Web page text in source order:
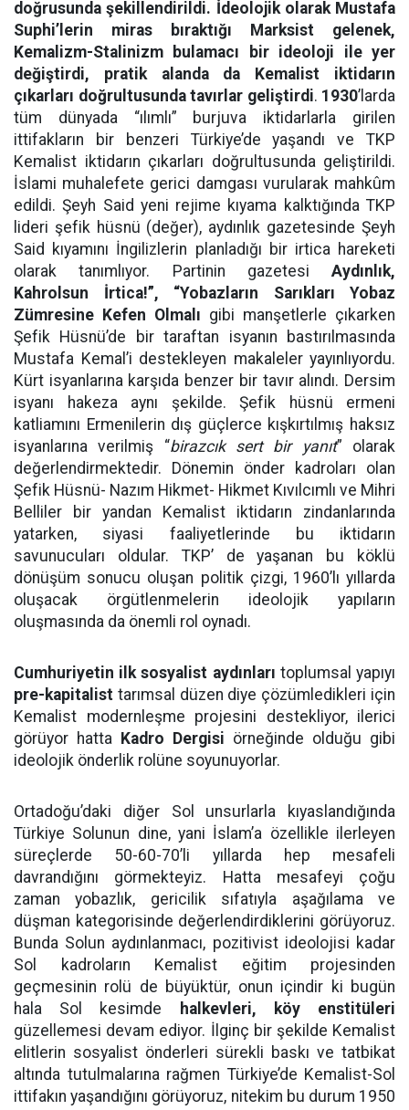
doğrusunda şekillendirildi. İdeolojik olarak Mustafa
Suphi’lerin miras bıraktığı Marksist gelenek,
Kemalizm-Stalinizm bulamacı bir ideoloji ile yer
değiştirdi, pratik alanda da Kemalist iktidarın
çıkarları doğrultusunda tavırlar geliştirdi. 1930’larda
tüm dünyada “ılımlı” burjuva iktidarlarla girilen
ittifakların bir benzeri Türkiye’de yaşandı ve TKP
Kemalist iktidarın çıkarları doğrultusunda geliştirildi.
İslami muhalefete gerici damgası vurularak mahkûm
edildi. Şeyh Said yeni rejime kıyama kalktığında TKP
lideri şefik hüsnü (değer), aydınlık gazetesinde Şeyh
Said kıyamını İngilizlerin planladığı bir irtica hareketi
olarak tanımlıyor. Partinin gazetesi Aydınlık,
Kahrolsun İrtica!”, “Yobazların Sarıkları Yobaz
Zümresine Kefen Olmalı gibi manşetlerle çıkarken
Şefik Hüsnü’de bir taraftan isyanın bastırılmasında
Mustafa Kemal’i destekleyen makaleler yayınlıyordu.
Kürt isyanlarına karşıda benzer bir tavır alındı. Dersim
isyanı hakeza aynı şekilde. Şefik hüsnü ermeni
katliamını Ermenilerin dış güçlerce kışkırtılmış haksız
isyanlarına verilmiş “birazcık sert bir yanıt” olarak
değerlendirmektedir. Dönemin önder kadroları olan
Şefik Hüsnü- Nazım Hikmet- Hikmet Kıvılcımlı ve Mihri
Belliler bir yandan Kemalist iktidarın zindanlarında
yatarken, siyasi faaliyetlerinde bu iktidarın
savunucuları oldular. TKP’ de yaşanan bu köklü
dönüşüm sonucu oluşan politik çizgi, 1960’lı yıllarda
oluşacak örgütlenmelerin ideolojik yapıların
oluşmasında da önemli rol oynadı.
Cumhuriyetin ilk sosyalist aydınları toplumsal yapıyı
pre-kapitalist tarımsal düzen diye çözümledikleri için
Kemalist modernleşme projesini destekliyor, ilerici
görüyor hatta Kadro Dergisi örneğinde olduğu gibi
ideolojik önderlik rolüne soyunuyorlar.
Ortadoğu’daki diğer Sol unsurlarla kıyaslandığında
Türkiye Solunun dine, yani İslam’a özellikle ilerleyen
süreçlerde 50-60-70’li yıllarda hep mesafeli
davrandığını görmekteyiz. Hatta mesafeyi çoğu
zaman yobazlık, gericilik sıfatıyla aşağılama ve
düşman kategorisinde değerlendirdiklerini görüyoruz.
Bunda Solun aydınlanmacı, pozitivist ideolojisi kadar
Sol kadroların Kemalist eğitim projesinden
geçmesinin rolü de büyüktür, onun içindir ki bugün
hala Sol kesimde
halkevleri, köy enstitüleri
güzellemesi devam ediyor. İlginç bir şekilde Kemalist
elitlerin sosyalist önderleri sürekli baskı ve tatbikat
altında tutulmalarına rağmen Türkiye’de Kemalist-Sol
ittifakın yaşandığını görüyoruz, nitekim bu durum 1950